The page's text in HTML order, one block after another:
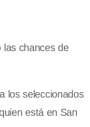
las chances de
los seleccionados
está en San